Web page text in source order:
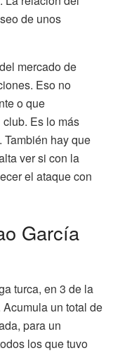
de unos
mercado de
Eso no
o que
Es lo más
También hay que
ver si con la
el ataque con
García
turca, en 3 de la
un total de
para un
los que tuvo